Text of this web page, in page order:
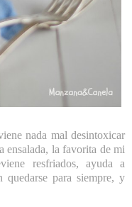
nada mal desintoxicar
ensalada, la favorita de mi
resfriados, ayuda a
quedarse para siempre, y